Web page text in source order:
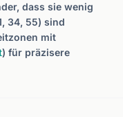
dass sie wenig
34, 55) sind
mit
) für präzisere